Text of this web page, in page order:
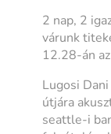
2 nap, 2
várunk
12.28-án
Lugosi
útjára
seattle-i